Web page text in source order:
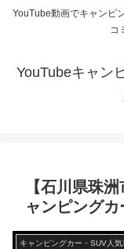
YouTube動画でキャンピ
コ
YouTubeキャン
【石川県珠
ャンピング
キャンピングカー・SUV人気